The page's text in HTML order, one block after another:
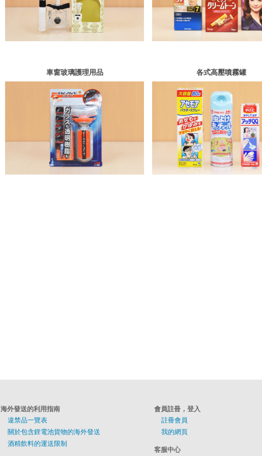
車窗玻璃護理用品 各式高壓噴霧罐
海外發送的利用指南
違禁品一覽表
關於包含鋰電池貨物的海外發送
酒精飲料的運送限制
會員註冊，登入
註冊會員
我的網頁
客服中心